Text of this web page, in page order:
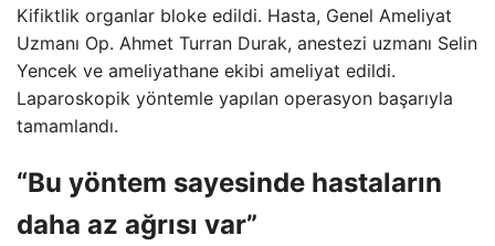
Kifiktlik organlar bloke edildi. Hasta, Genel Ameliyat
Uzmanı Op. Ahmet Turran Durak, anestezi uzmanı Selin
Yencek ve ameliyathane ekibi ameliyat edildi.
Laparoskopik yöntemle yapılan operasyon başarıyla
tamamlandı.
“Bu yöntem sayesinde hastaların
daha az ağrısı var”